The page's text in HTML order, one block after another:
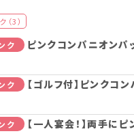
（3）
ク
ピンクコンパニオン
ク
【ゴルフ付】ピンクコ
ク
【一人宴会！】両手に